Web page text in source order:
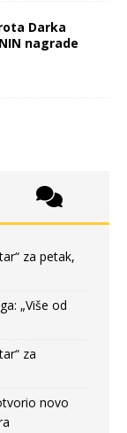
Darka
nagrade
za petak,
„Više od
za
novo